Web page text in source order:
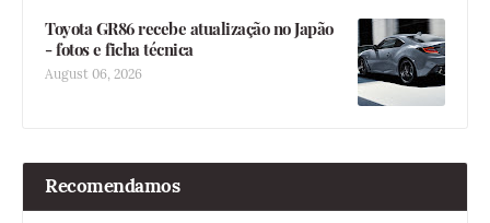
Toyota GR86 recebe atualização no Japão
- fotos e ficha técnica
August 06, 2026
Recomendamos